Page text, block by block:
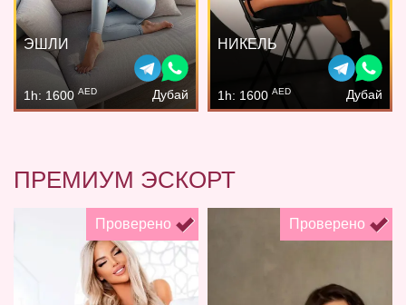
ЭШЛИ
1h: 1600 AED Дубай
НИКЕЛЬ
1h: 1600 AED Дубай
ПРЕМИУМ ЭСКОРТ
Проверено Проверено